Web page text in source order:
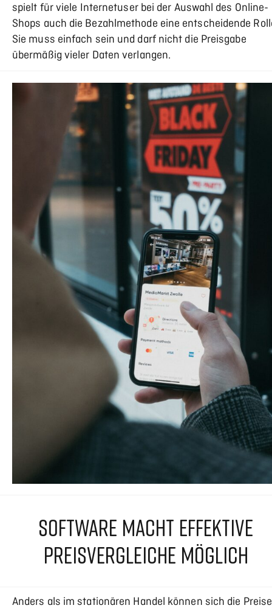
spielt für viele Internetuser bei der Auswahl des Online-
Shops auch die Bezahlmethode eine entscheidende
Sie muss einfach sein und darf nicht die Preisgabe
übermäßig vieler Daten verlangen.
SOFTWARE MACHT EFFEKTIVE
PREISVERGLEICHE MÖGLICH
Anders als im stationären Handel können sich die Preise